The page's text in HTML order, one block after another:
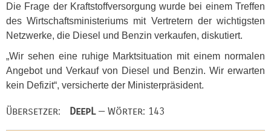
Die Frage der Kraftstoffversorgung wurde bei einem Treffen
des Wirtschaftsministeriums mit Vertretern der wichtigsten
Netzwerke, die Diesel und Benzin verkaufen, diskutiert.
„Wir sehen eine ruhige Marktsituation mit einem normalen
Angebot und Verkauf von Diesel und Benzin. Wir erwarten
kein Defizit“, versicherte der Ministerpräsident.
Übersetzer: DeepL— Wörter: 143